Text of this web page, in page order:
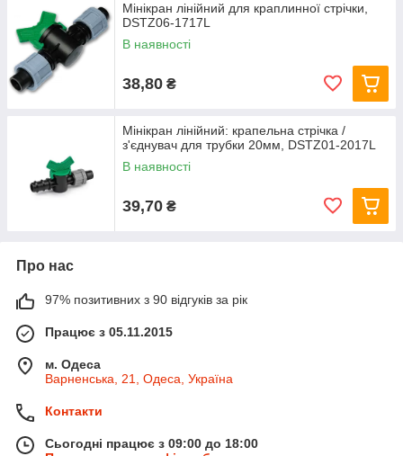
Мінікран лінійний для краплинної стрічки,
DSTZ06-1717L
В наявності
38,80 ₴
Мінікран лінійний: крапельна стрічка /
з'єднувач для трубки 20мм, DSTZ01-2017L
В наявності
39,70 ₴
Про нас
97% позитивних з 90 відгуків за рік
Працює з 05.11.2015
м. Одеса
Варненська, 21, Одеса, Україна
Контакти
Сьогодні працює з 09:00 до 18:00